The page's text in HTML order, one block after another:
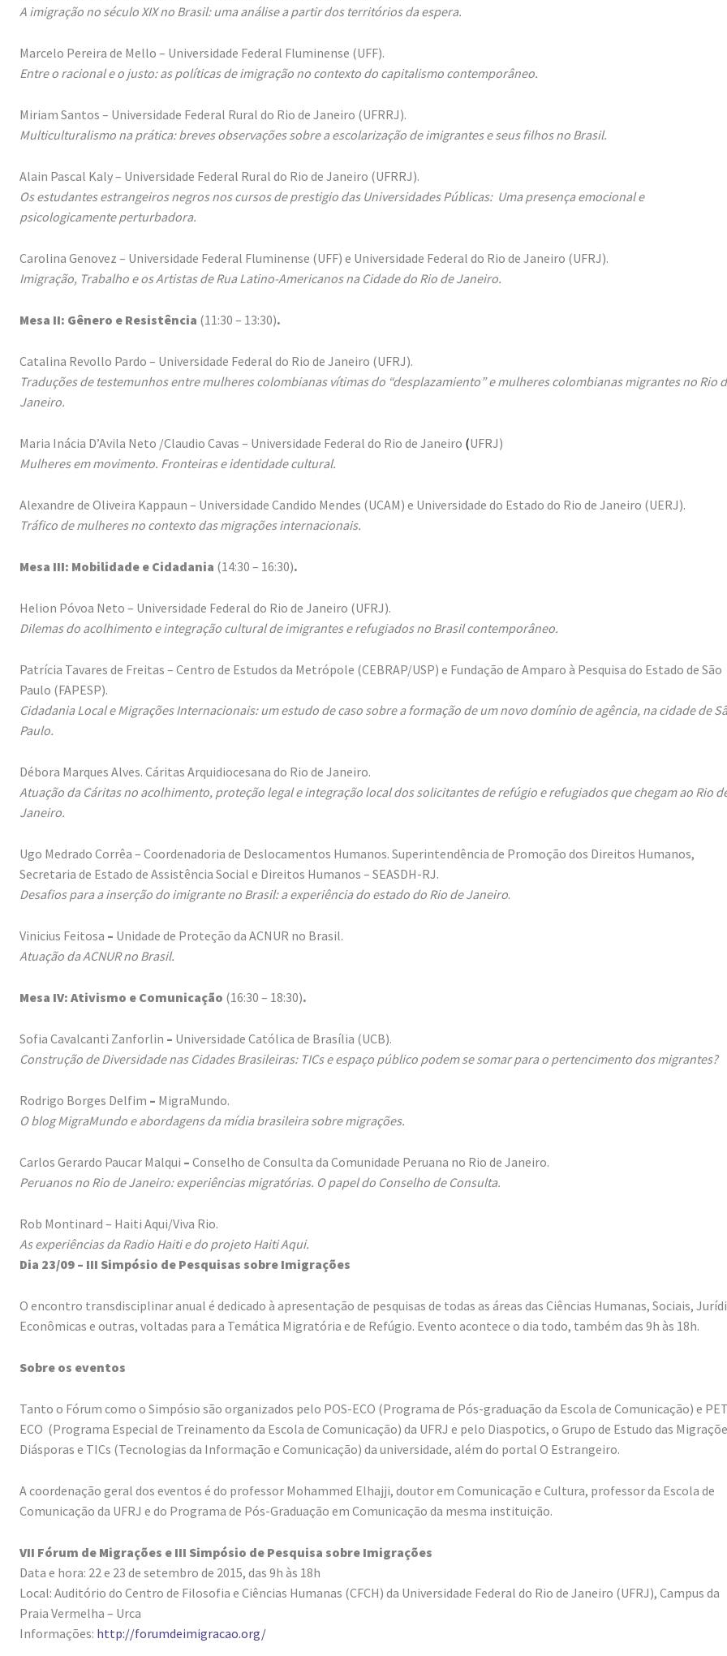
A imigração no século XIX no Brasil: uma análise a partir dos territórios da espera.
Marcelo Pereira de Mello – Universidade Federal Fluminense (UFF).
Entre o racional e o justo: as políticas de imigração no contexto do capitalismo contemporâneo.
Miriam Santos – Universidade Federal Rural do Rio de Janeiro (UFRRJ).
Multiculturalismo na prática: breves observações sobre a escolarização de imigrantes e seus filhos no Brasil.
Alain Pascal Kaly – Universidade Federal Rural do Rio de Janeiro (UFRRJ).
Os estudantes estrangeiros negros nos cursos de prestigio das Universidades Públicas: Uma presença emocional e
psicologicamente perturbadora.
Carolina Genovez – Universidade Federal Fluminense (UFF) e Universidade Federal do Rio de Janeiro (UFRJ).
Imigração, Trabalho e os Artistas de Rua Latino-Americanos na Cidade do Rio de Janeiro.
Mesa II: Gênero e Resistência (11:30 – 13:30).
Catalina Revollo Pardo – Universidade Federal do Rio de Janeiro (UFRJ).
Traduções de testemunhos entre mulheres colombianas vítimas do “desplazamiento” e mulheres colombianas migrantes no Rio
Janeiro.
Maria Inácia D’Avila Neto /Claudio Cavas – Universidade Federal do Rio de Janeiro (UFRJ)
Mulheres em movimento. Fronteiras e identidade cultural.
Alexandre de Oliveira Kappaun – Universidade Candido Mendes (UCAM) e Universidade do Estado do Rio de Janeiro (UERJ).
Tráfico de mulheres no contexto das migrações internacionais.
Mesa III: Mobilidade e Cidadania (14:30 – 16:30).
Helion Póvoa Neto – Universidade Federal do Rio de Janeiro (UFRJ).
Dilemas do acolhimento e integração cultural de imigrantes e refugiados no Brasil contemporâneo.
Patrícia Tavares de Freitas – Centro de Estudos da Metrópole (CEBRAP/USP) e Fundação de Amparo à Pesquisa do Estado de São
Paulo (FAPESP).
Cidadania Local e Migrações Internacionais: um estudo de caso sobre a formação de um novo domínio de agência, na cidade de
Paulo.
Débora Marques Alves. Cáritas Arquidiocesana do Rio de Janeiro.
Atuação da Cáritas no acolhimento, proteção legal e integração local dos solicitantes de refúgio e refugiados que chegam ao Rio
Janeiro.
Ugo Medrado Corrêa – Coordenadoria de Deslocamentos Humanos. Superintendência de Promoção dos Direitos Humanos,
Secretaria de Estado de Assistência Social e Direitos Humanos – SEASDH-RJ.
Desafios para a inserção do imigrante no Brasil: a experiência do estado do Rio de Janeiro.
Vinicius Feitosa – Unidade de Proteção da ACNUR no Brasil.
Atuação da ACNUR no Brasil.
Mesa IV: Ativismo e Comunicação (16:30 – 18:30).
Sofia Cavalcanti Zanforlin – Universidade Católica de Brasília (UCB).
Construção de Diversidade nas Cidades Brasileiras: TICs e espaço público podem se somar para o pertencimento dos migrantes?
Rodrigo Borges Delfim – MigraMundo.
O blog MigraMundo e abordagens da mídia brasileira sobre migrações.
Carlos Gerardo Paucar Malqui – Conselho de Consulta da Comunidade Peruana no Rio de Janeiro.
Peruanos no Rio de Janeiro: experiências migratórias. O papel do Conselho de Consulta.
Rob Montinard – Haiti Aqui/Viva Rio.
As experiências da Radio Haiti e do projeto Haiti Aqui.
Dia 23/09 – III Simpósio de Pesquisas sobre Imigrações
O encontro transdisciplinar anual é dedicado à apresentação de pesquisas de todas as áreas das Ciências Humanas, Sociais,
Econômicas e outras, voltadas para a Temática Migratória e de Refúgio. Evento acontece o dia todo, também das 9h às 18h.
Sobre os eventos
Tanto o Fórum como o Simpósio são organizados pelo POS-ECO (Programa de Pós-graduação da Escola de Comunicação) e
ECO (Programa Especial de Treinamento da Escola de Comunicação) da UFRJ e pelo Diaspotics, o Grupo de Estudo das
Diásporas e TICs (Tecnologias da Informação e Comunicação) da universidade, além do portal O Estrangeiro.
A coordenação geral dos eventos é do professor Mohammed Elhajji, doutor em Comunicação e Cultura, professor da Escola de
Comunicação da UFRJ e do Programa de Pós-Graduação em Comunicação da mesma instituição.
VII Fórum de Migrações e III Simpósio de Pesquisa sobre Imigrações
Data e hora: 22 e 23 de setembro de 2015, das 9h às 18h
Local: Auditório do Centro de Filosofia e Ciências Humanas (CFCH) da Universidade Federal do Rio de Janeiro (UFRJ), Campus da
Praia Vermelha – Urca
Informações: http://forumdeimigracao.org/